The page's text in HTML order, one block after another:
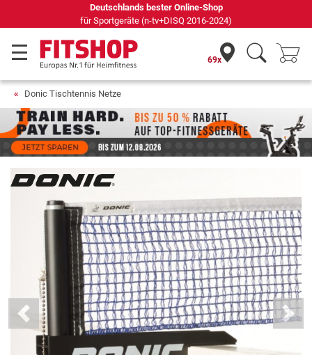
Deutschlands bester Online-Shop
für Sportgeräte (n-tv+DISQ 2016-2024)
69x
Donic Tischtennis Netze
Previous Next